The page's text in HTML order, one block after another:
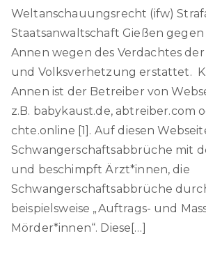
Weltanschauungsrecht (ifw)
Staatsanwaltschaft Gießen
Annen wegen des Verdachtes
und Volksverhetzung erstattet.
Annen ist der Betreiber von
z.B. babykaust.de, abtreiber.com
chte.online [1]. Auf diesen
Schwangerschaftsabbrüche mit
und beschimpft Ärzt*innen, die
Schwangerschaftsabbrüche
beispielsweise „Auftrags- und
Mörder*innen“. Diese[…]